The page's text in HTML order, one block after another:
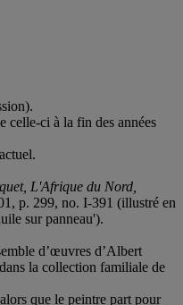
celle-ci à la fin des années
L'Afrique du Nord,
p. 299, no. I-391 (illustré en
sur panneau').
d’œuvres d’Albert
la collection familiale de
que le peintre part pour